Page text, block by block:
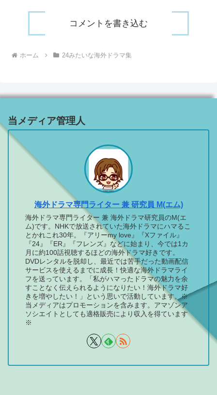
コメントを書き込む
ホーム 24みたいな海外ドラマ集
当メディア管理人
海外ドラマ専門ライター 兼 研究員 M(エム)
海外ドラマ専門ライター 兼 海外ドラマ研究員のM(エ
ム)です。NHKで放送されていた海外ドラマにハマるこ
とかれこれ30年。『アリーmy love』『Xファイル』
『24』『ER』『フレンズ』などに始まり、今では1カ
月に約100話視聴するほどの海外ドラマ好きです。
DVDレンタルを脱却し、最近では苦手だった動画配信
サービスを使えるまでに成長！快適な海外ドラマライ
フを送っています。「私がハマったドラマの魅力を余
すことなく伝えられるようになりたい！海外ドラマ好
きを増やしたい！」という思いで活動しています。※
当メディアはプロモーションを含みます。アマゾンア
ソシエイトとしても適格販売により収入を得ています
※